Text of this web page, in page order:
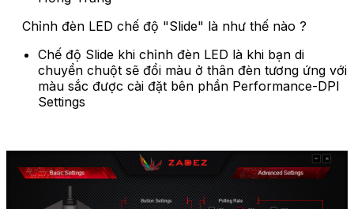
Chỉnh đèn LED chế độ "Slide" là như thế nào ?
Chế độ Slide khi chỉnh đèn LED là khi bạn di
chuyển chuột sẽ đổi màu ở thân đèn tương ứng với
màu sắc được cài đặt bên phần Performance-DPI
Settings